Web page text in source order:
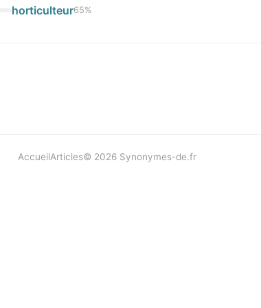
horticulteur65%
AccueilArticles© 2026 Synonymes-de.fr